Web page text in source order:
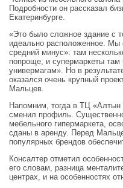
Подробности он рассказал
Екатеринбурге.
«Это было сложное здание с
идеально расположенное. Мы
средний минус»: там
попроще, и супермаркеты там
универмагам». Но в
оказался очень крупный
Мальцев.
Напомним, тогда в ТЦ «Алтын
сменил профиль.
мебельного гипермаркета,
сданы в аренду. Перед
популярных брендов
Консалтер отметил
его словам, разница
центрах, и на особенностях